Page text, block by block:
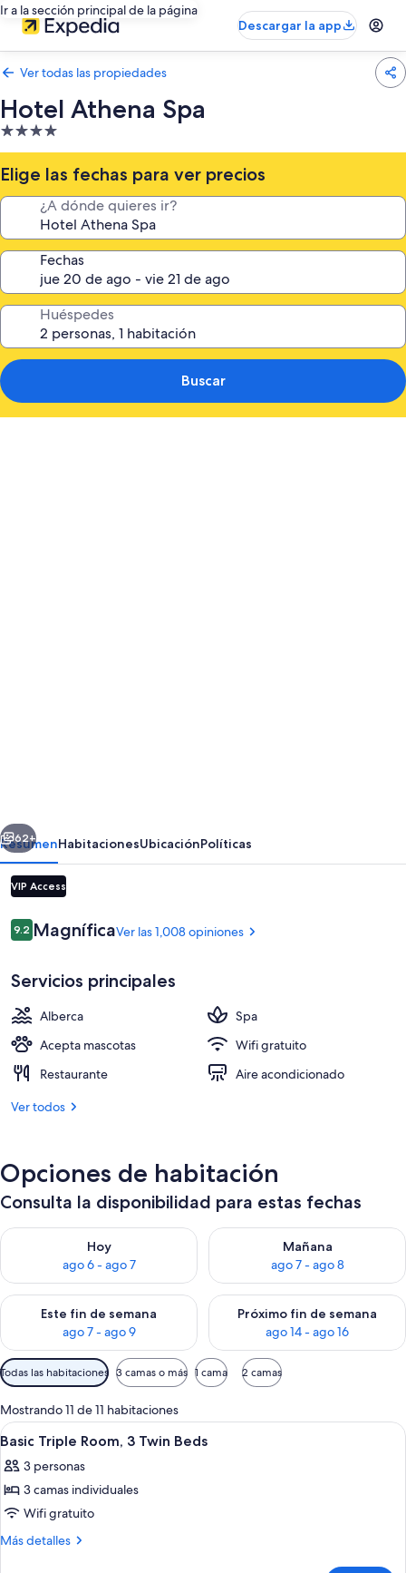
Ir a la sección principal de la página
Descargar la app
Ver todas las propiedades
Hotel Athena Spa
Propiedad
de
4.0
estrellas
Elige las fechas para ver precios
¿A dónde quieres ir?
Fechas
Huéspedes
Buscar
Alberca techada y camastros
Siguiente
62+
ResumenHabitacionesUbicaciónPolíticas
VIP Access
Opiniones
9.29.2 de 10,
MagníficaVer las 1,008 opiniones
Servicios principales
Alberca
Spa
Acepta mascotas
Wifi gratuito
Restaurante
Aire acondicionado
Ver todos
Opciones de habitación
Consulta la disponibilidad para estas fechas
Hoy
ago 6 - ago 7
Consulta la disponibilidad para hoy ago 6 - ago 7
Mañana
ago 7 - ago 8
Consulta la disponibilidad
Este fin de semana
ago 7 - ago 9
Consulta la disponibilidad para este fin de semana ago 7 -
Próximo fin de semana
ago 14 - ago 16
Consulta la disponibilidad
Filtros
disponibles
para
las
habitaciones
Todas las habitaciones 3 camas o más 1 cama 2 camas
Mostrando 11 de 11 habitaciones
Abrir
todas
las
fotos
de
Basic
Habitación de hotel con dos camas,
2
Basic Triple Room, 3 Twin Beds
3 personas
3 camas individuales
Wifi gratuito
Más detalles
Más